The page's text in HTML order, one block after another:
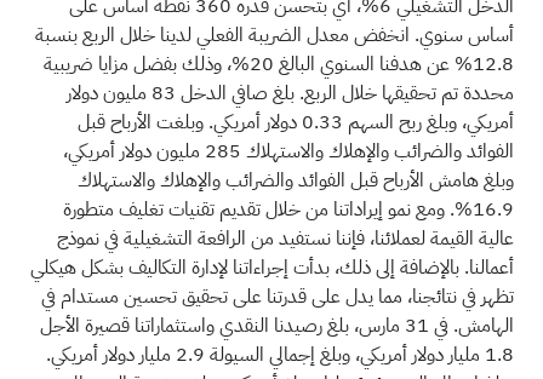
الدخل التشغيلي 6%، أي بتحسن قدره 360 نقطة أساس على
أساس سنوي. انخفض معدل الضريبة الفعلي لدينا خلال الربع بنسبة
12.8% عن هدفنا السنوي البالغ 20%، وذلك بفضل مزايا ضريبية
محددة تم تحقيقها خلال الربع. بلغ صافي الدخل 83 مليون دولار
أمريكي، وبلغ ربح السهم 0.33 دولار أمريكي. وبلغت الأرباح قبل
الفوائد والضرائب والإهلاك والاستهلاك 285 مليون دولار أمريكي،
وبلغ هامش الأرباح قبل الفوائد والضرائب والإهلاك والاستهلاك
16.9%. ومع نمو إيراداتنا من خلال تقديم تقنيات تغليف متطورة
عالية القيمة لعملائنا، فإننا نستفيد من الرافعة التشغيلية في نموذج
أعمالنا. بالإضافة إلى ذلك، بدأت إجراءاتنا لإدارة التكاليف بشكل هيكلي
تظهر في نتائجنا، مما يدل على قدرتنا على تحقيق تحسين مستدام في
الهامش. في 31 مارس، بلغ رصيدنا النقدي واستثماراتنا قصيرة الأجل
1.8 مليار دولار أمريكي، وبلغ إجمالي السيولة 2.9 مليار دولار أمريكي.